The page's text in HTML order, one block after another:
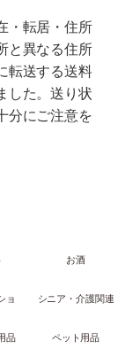
・転居・住所
と異なる住所
転送する送料
した。送り状
分にご注意を
お酒
ョ
シニア・介護関連
品 ペット用品